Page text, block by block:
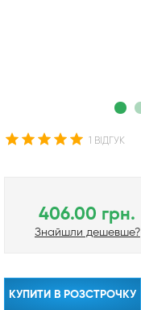
1 ВІДГУК
406.00 грн.
Знайшли дешевше?
КУПИТИ В РОЗСТРОЧКУ